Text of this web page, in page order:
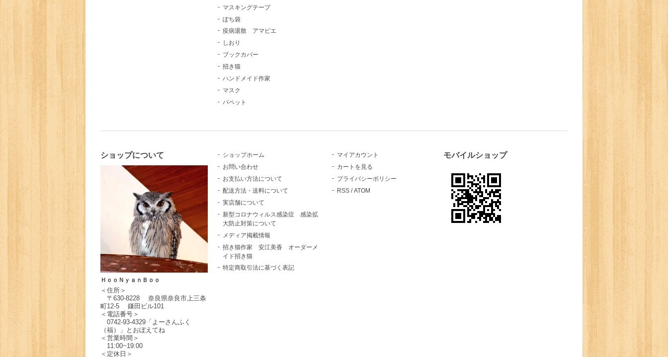
マスキングテープ
ぽち袋
疫病退散 アマビエ
しおり
ブックカバー
招き猫
ハンドメイド作家
マスク
パペット
ショップについて
ＨｏｏＮｙａｎＢｏｏ
＜住所＞
〒630-8228 奈良県奈良市上三条
町12-5 鎌田ビル101
＜電話番号＞
0742-93-4329「よーさんふく
（福）」とおぼえてね
＜営業時間＞
11:00~19:00
＜定休日＞
ショップホーム
お問い合わせ
お支払い方法について
配送方法・送料について
実店舗について
新型コロナウィルス感染症 感染拡
大防止対策について
メディア掲載情報
招き猫作家 安江美香 オーダーメ
イド招き猫
特定商取引法に基づく表記
マイアカウント
カートを見る
プライバシーポリシー
RSS /ATOM
モバイルショップ